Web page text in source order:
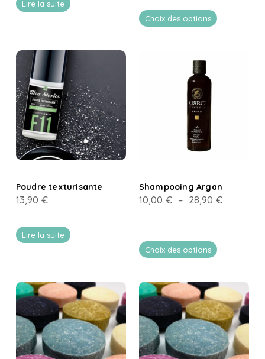
Lire la suite
prix :
Choix des options
Poudre texturisante
13,90 €
Lire la suite
Shampooing Argan
10,00 € – 28,90 €Plage
Choix des options